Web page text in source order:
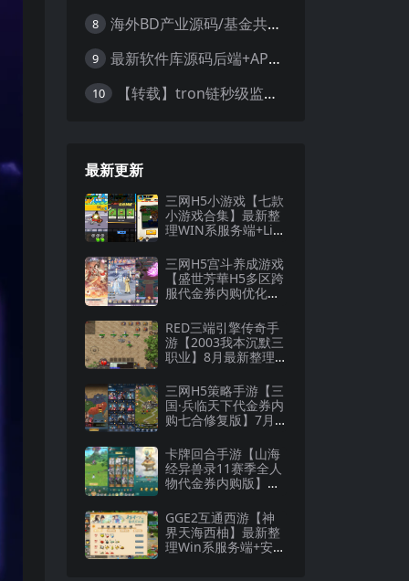
8 海外BD产业源码/基金共享投资理财源码
9 最新软件库源码后端+APP端源码
10 【转载】tron链秒级监控授权+查余额+提币 全开源带视频教程文字教程
最新更新
三网H5小游戏【七款
小游戏合集】最新整
理WIN系服务端+Lin
搭建教程
三网H5宫斗养成游戏
【盛世芳華H5多区跨
服代金券内购优化
ux手工服务端+CDK
授权后台+全资源安
卓+详细搭建教程
RED三端引擎传奇手
游【2003我本沉默三
职业】8月最新整理W
+详细搭建教程
三网H5策略手游【三
国·兵临天下代金券内
购七合修复版】7月
服务端+管理后台+G
M授权后台+详细搭建
教程
卡牌回合手游【山海
经异兽录11赛季全人
物代金券内购版】最
+授权GM后台+管理
后台+热更修改工具
+安卓+详细搭建教程
GGE2互通西游【神
界天海西柚】最新整
理Win系服务端+安卓